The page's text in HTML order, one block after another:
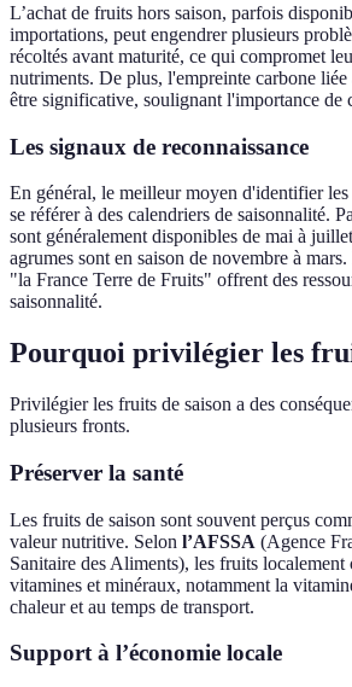
L’achat de fruits hors saison, parfois
importations, peut engendrer plusieurs
récoltés avant maturité, ce qui compromet
nutriments. De plus, l'empreinte carbone
être significative, soulignant l'importance de
Les signaux de reconnaissance
En général, le meilleur moyen d'identifier les
se référer à des calendriers de saisonnalité.
sont généralement disponibles de mai à
agrumes sont en saison de novembre à
"la France Terre de Fruits" offrent des
saisonnalité.
Pourquoi privilégier les
Privilégier les fruits de saison a des
plusieurs fronts.
Préserver la santé
Les fruits de saison sont souvent perçus
valeur nutritive. Selon l’AFSSA (Agence
Sanitaire des Aliments), les fruits
vitamines et minéraux, notamment la
chaleur et au temps de transport.
Support à l’économie locale